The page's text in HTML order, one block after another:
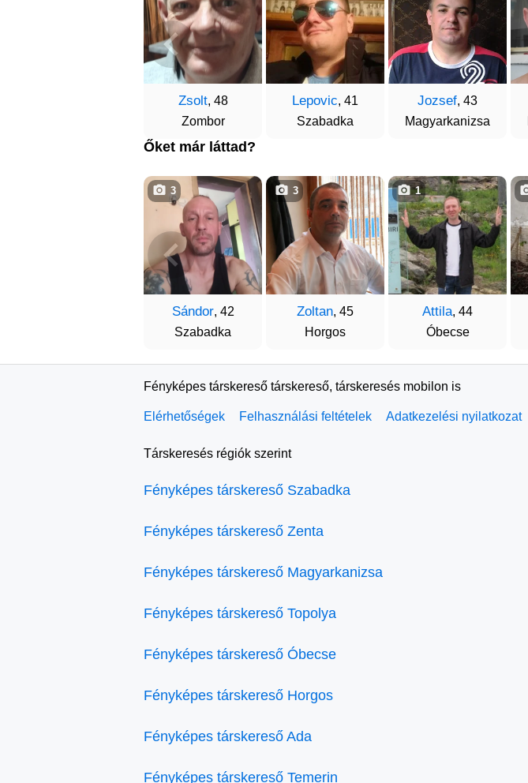
Zsolt, 48
Zombor
Lepovic, 41
Szabadka
Jozsef, 43
Magyarkanizsa
Őket már láttad?
Sándor, 42
Szabadka
3
Zoltan, 45
Horgos
3
Attila, 44
Óbecse
1
Fényképes társkereső társkereső, társkeresés mobilon is
Elérhetőségek Felhasználási feltételek Adatkezelési nyilatkozat
Társkeresés régiók szerint
Fényképes társkereső Szabadka
Fényképes társkereső Zenta
Fényképes társkereső Magyarkanizsa
Fényképes társkereső Topolya
Fényképes társkereső Óbecse
Fényképes társkereső Horgos
Fényképes társkereső Ada
Fényképes társkereső Temerin